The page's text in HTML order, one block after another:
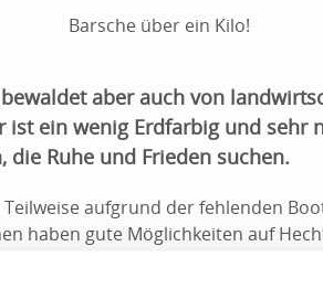
Barsche über ein Kilo!
aber auch von
ist ein wenig Erdfarbig und sehr
die Ruhe und Frieden suchen.
aufgrund der fehlenden
haben gute Möglichkeiten auf